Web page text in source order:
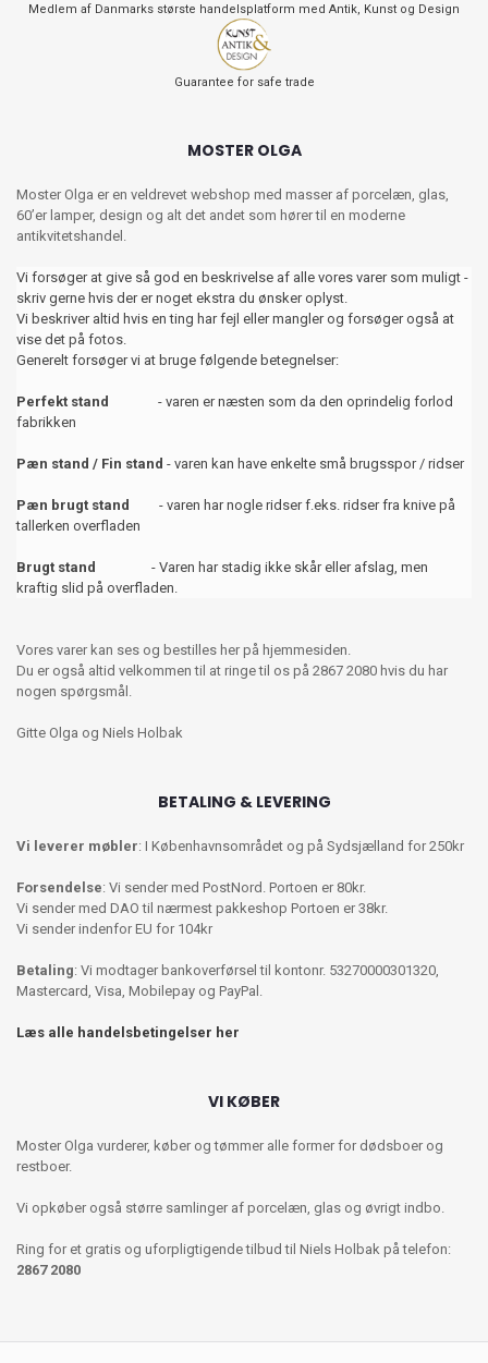
Medlem af Danmarks største handelsplatform med Antik, Kunst og Design
Guarantee for safe trade
MOSTER OLGA
Moster Olga er en veldrevet webshop med masser af porcelæn, glas,
60’er lamper, design og alt det andet som hører til en moderne
antikvitetshandel.
Vi forsøger at give så god en beskrivelse af alle vores varer som muligt -
skriv gerne hvis der er noget ekstra du ønsker oplyst.
Vi beskriver altid hvis en ting har fejl eller mangler og forsøger også at
vise det på fotos.
Generelt forsøger vi at bruge følgende betegnelser:
Perfekt stand - varen er næsten som da den oprindelig forlod
fabrikken
Pæn stand / Fin stand - varen kan have enkelte små brugsspor / ridser
Pæn brugt stand
- varen har nogle ridser f.eks. ridser fra knive på
tallerken overfladen
Brugt stand
- Varen har stadig ikke skår eller afslag, men
kraftig slid på overfladen.
Vores varer kan ses og bestilles her på hjemmesiden.
Du er også altid velkommen til at ringe til os på 2867 2080 hvis du har
nogen spørgsmål.
Gitte Olga og Niels Holbak
BETALING & LEVERING
Vi leverer møbler: I Københavnsområdet og på Sydsjælland for 250kr
Forsendelse: Vi sender med PostNord. Portoen er 80kr.
Vi sender med DAO til nærmest pakkeshop Portoen er 38kr.
Vi sender indenfor EU for 104kr
Betaling: Vi modtager bankoverførsel til kontonr. 53270000301320,
Mastercard, Visa, Mobilepay og PayPal.
Læs alle handelsbetingelser her
VI KØBER
Moster Olga vurderer, køber og tømmer alle former for dødsboer og
restboer.
Vi opkøber også større samlinger af porcelæn, glas og øvrigt indbo.
Ring for et gratis og uforpligtigende tilbud til Niels Holbak på telefon:
2867 2080